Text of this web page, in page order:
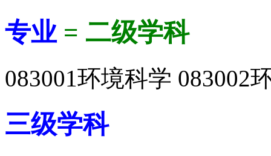
专业= 二级学科
083001环境科学 083002
三级学科